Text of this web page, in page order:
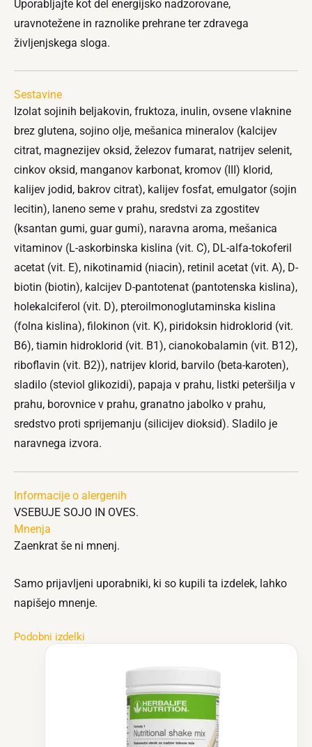
Uporabljajte kot del energijsko nadzorovane,
uravnotežene in raznolike prehrane ter zdravega
življenjskega sloga.
Sestavine
Izolat sojinih beljakovin, fruktoza, inulin, ovsene vlaknine
brez glutena, sojino olje, mešanica mineralov (kalcijev
citrat, magnezijev oksid, železov fumarat, natrijev selenit,
cinkov oksid, manganov karbonat, kromov (III) klorid,
kalijev jodid, bakrov citrat), kalijev fosfat, emulgator (sojin
lecitin), laneno seme v prahu, sredstvi za zgostitev
(ksantan gumi, guar gumi), naravna aroma, mešanica
vitaminov (L-askorbinska kislina (vit. C), DL-alfa-tokoferil
acetat (vit. E), nikotinamid (niacin), retinil acetat (vit. A), D-
biotin (biotin), kalcijev D-pantotenat (pantotenska kislina),
holekalciferol (vit. D), pteroilmonoglutaminska kislina
(folna kislina), filokinon (vit. K), piridoksin hidroklorid (vit.
B6), tiamin hidroklorid (vit. B1), cianokobalamin (vit. B12),
riboflavin (vit. B2)), natrijev klorid, barvilo (beta-karoten),
sladilo (steviol glikozidi), papaja v prahu, listki peteršilja v
prahu, borovnice v prahu, granatno jabolko v prahu,
sredstvo proti sprijemanju (silicijev dioksid). Sladilo je
naravnega izvora.
Informacije o alergenih
VSEBUJE SOJO IN OVES.
Mnenja
Zaenkrat še ni mnenj.
Samo prijavljeni uporabniki, ki so kupili ta izdelek, lahko
napišejo mnenje.
Podobni izdelki
60,46 €
do
65,36 €